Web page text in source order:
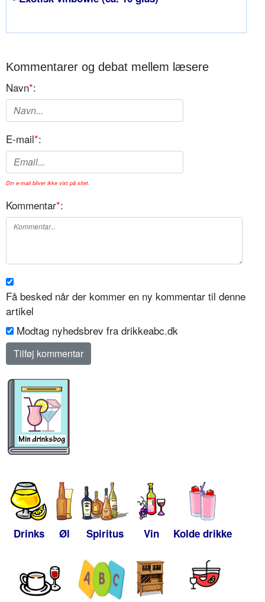
Kommentarer og debat mellem læsere
Navn*:
E-mail*:
Din e-mail bliver ikke vist på sitet.
Kommentar*:
Få besked når der kommer en ny kommentar til denne
artikel
Modtag nyhedsbrev fra drikkeabc.dk
Drinks Øl Spiritus Vin Kolde drikke